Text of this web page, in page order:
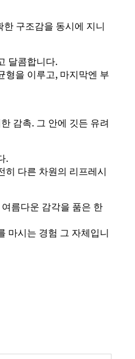
구조감을 동시에 지니
달콤합니다.
형을 이루고, 마지막엔 부
감촉. 그 안에 깃든 유려
.
히 다른 차원의 리프레시
름다운 감각을 품은 한
마시는 경험 그 자체입니